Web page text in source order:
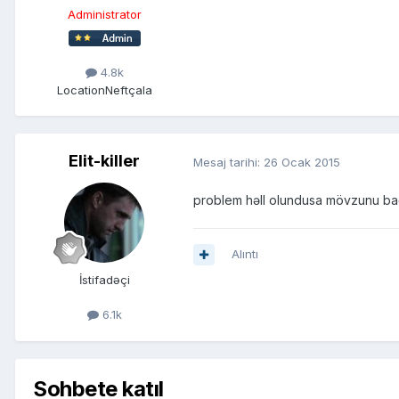
Administrator
4.8k
LocationNeftçala
Elit-killer
İstifadəçi
6.1k
Mesaj tarihi: 26 Ocak 2015
problem həll olundusa mövzunu
Alıntı
Sohbete katıl